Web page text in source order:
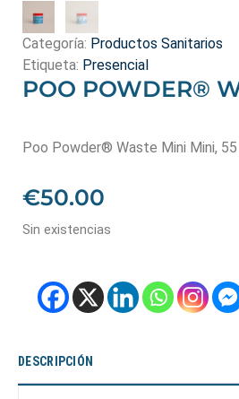
Categoría: Productos Sanitarios
Etiqueta: Presencial
POO POWDER®
Poo Powder® Waste Mini Mini,
€50.00
Sin existencias
DESCRIPCIÓN